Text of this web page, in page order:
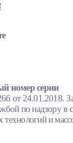
номер серии
от 24.01.2018.
по надзору в
и